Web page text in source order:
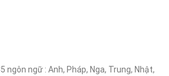
ngữ : Anh, Pháp, Nga, Trung, Nhật,